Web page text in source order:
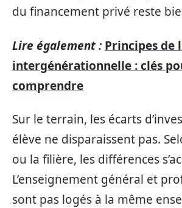
du financement privé reste
Lire également : Principes de
intergénérationnelle : clés
comprendre
Sur le terrain, les écarts
élève ne disparaissent pas.
ou la filière, les différences
L’enseignement général et
sont pas logés à la même